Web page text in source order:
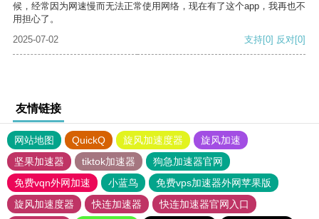
候，经常因为网速慢而无法正常使用网络，现在有了这个app，我再也不
用担心了。
2025-07-02
支持[0] 反对[0]
友情链接
网站地图 QuickQ 旋风加速度器
旋风加速
坚果加速器
tiktok加速器
狗急加速器官网
免费vqn外网加速
小蓝鸟
免费vps加速器外网苹果版
旋风加速度器
快连加速器
快连加速器官网入口